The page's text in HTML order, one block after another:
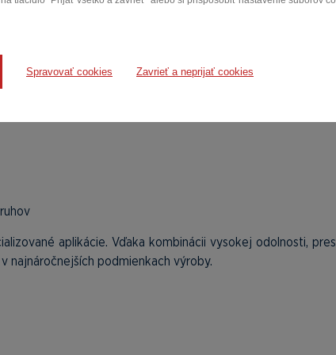
Spravovať cookies Zavrieť a neprijať cookies
integrátorov
aplikácie. Vďaka kombinácii vysokej odolnosti,
najnáročnejších podmienkach výroby.